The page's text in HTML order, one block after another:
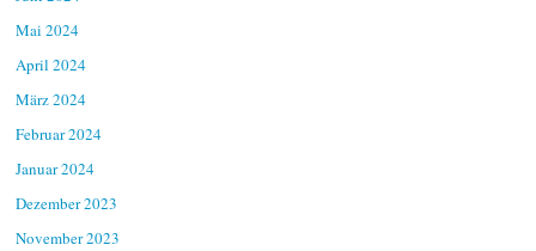
Mai 2024
April 2024
März 2024
Februar 2024
Januar 2024
Dezember 2023
November 2023